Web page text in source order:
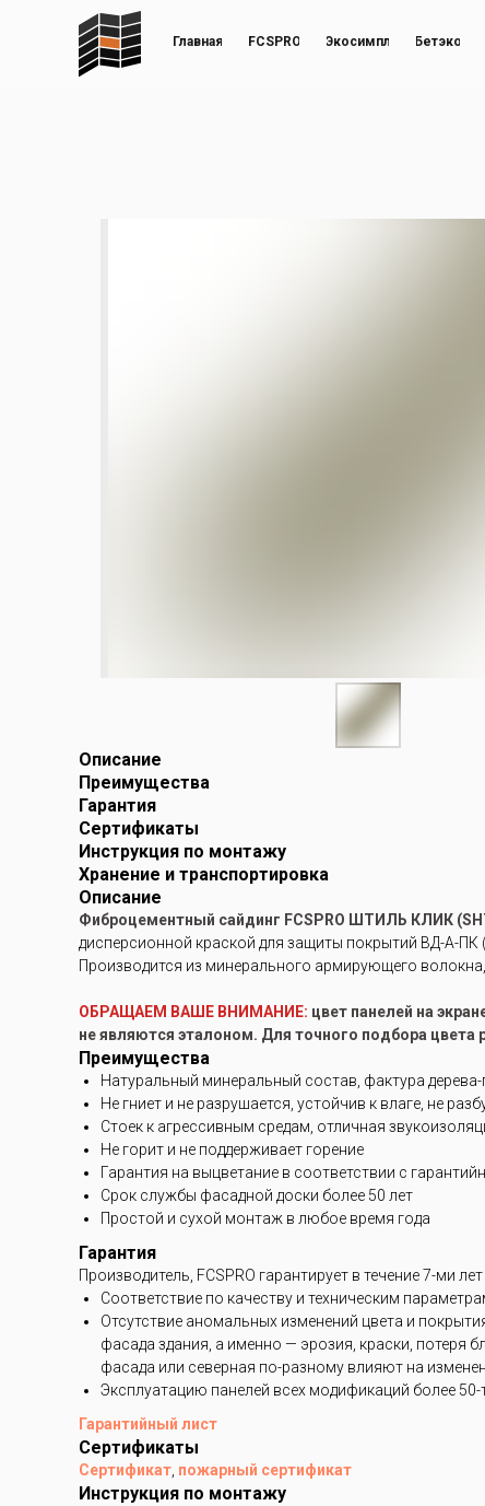
Главная FCSPRO Бетэко
Экосимпл
Описание
Преимущества
Гарантия
Сертификаты
Инструкция по монтажу
Хранение и транспортировка
Описание
Фиброцементный сайдинг FCSPRO ШТИЛЬ КЛИК
дисперсионной краской для защиты покрытий ВД-А-ПК
Производится из минерального армирующего
ОБРАЩАЕМ ВАШЕ ВНИМАНИЕ: цвет панелей на
не являются эталоном. Для точного подбора
Преимущества
Натуральный минеральный состав, фактура
Не гниет и не разрушается, устойчив к влаге, не
Стоек к агрессивным средам, отличная
Не горит и не поддерживает горение
Гарантия на выцветание в соответствии с
Срок службы фасадной доски более 50 лет
Простой и сухой монтаж в любое время года
Гарантия
Производитель, FCSPRO гарантирует в течение 7-ми
Соответствие по качеству и техническим
Отсутствие аномальных изменений цвета и
фасада здания, а именно — эрозия, краски, потеря
фасада или северная по-разному влияют на
Эксплуатацию панелей всех модификаций более 50-
Гарантийный лист
Сертификаты
Сертификат пожарный сертификат
Инструкция по монтажу